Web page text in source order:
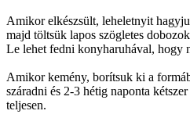
Amikor elkészsült, leheletnyit
majd töltsük lapos szögletes
Le lehet fedni konyharuhával, hogy
Amikor kemény, borítsuk ki a
száradni és 2-3 hétig naponta
teljesen.